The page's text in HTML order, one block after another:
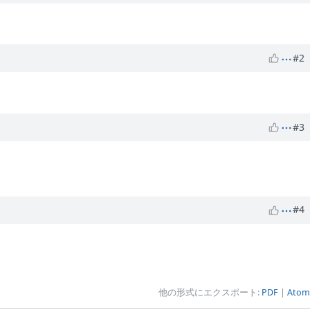
#2
#3
#4
他の形式にエクスポート: PDF Atom